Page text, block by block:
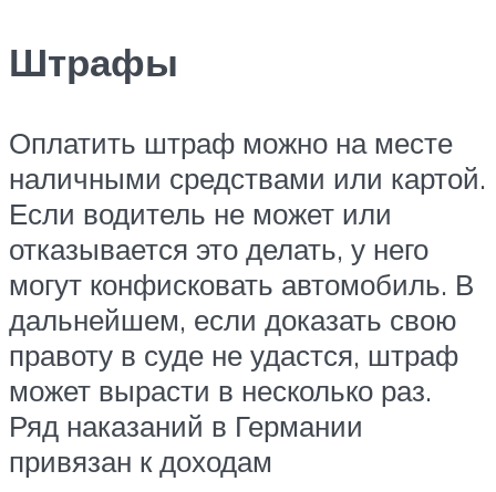
Штрафы
Оплатить штраф можно на месте
наличными средствами или картой.
Если водитель не может или
отказывается это делать, у него
могут конфисковать автомобиль. В
дальнейшем, если доказать свою
правоту в суде не удастся, штраф
может вырасти в несколько раз.
Ряд наказаний в Германии
привязан к доходам